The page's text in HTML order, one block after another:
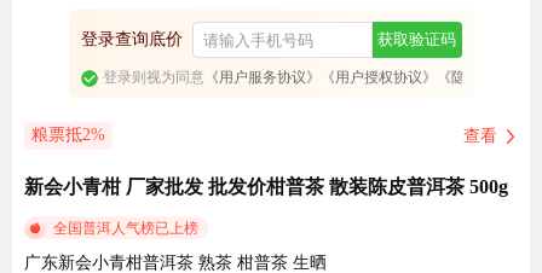
登录查询底价 获取验证码
登录则视为同意《用户服务协议》 《用户授权协议》 《隐私政策》
粮票抵2% 查看
新会小青柑 厂家批发 批发价柑普茶 散装陈皮普洱茶 500g
全国普洱人气榜已上榜
广东新会小青柑普洱茶 熟茶 柑普茶 生晒